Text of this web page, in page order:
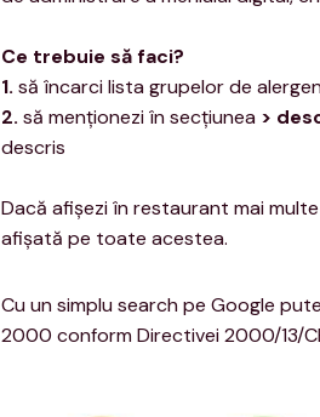
Ce trebuie să faci?
1. să încarci lista grupelor de
2. să menţionezi în secţiunea >
descris
Dacă afişezi în restaurant mai
afişată pe toate acestea.
Cu un simplu search pe Google
2000 conform Directivei 2000/13/